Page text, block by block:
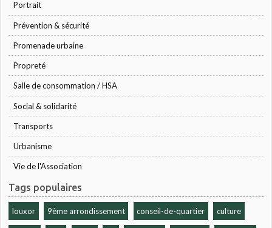
Portrait
Prévention & sécurité
Promenade urbaine
Propreté
Salle de consommation / HSA
Social & solidarité
Transports
Urbanisme
Vie de l'Association
Tags populaires
louxor 9ème arrondissement conseil-de-quartier culture